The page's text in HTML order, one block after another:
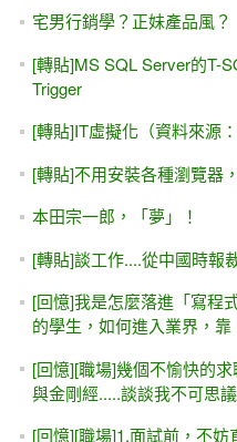
程 / 教學視頻
[.NET 8.0] 錯誤與解決
invariant culture is
[ASP.NET MVC]十分鐘瞭
差異
[ASP.NET] 5分鐘瞭解: 學 "
哪些功能？
C#超入門 - 現學現賣，最
如何部署.NET Core MVC
[ASP.NET 8.0 MVC] 線上
教程（有背景音樂）